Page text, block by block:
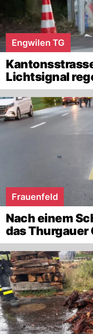
Engwilen TG
Lichtsignal
Frauenfeld
Nach einem
das Thurgauer